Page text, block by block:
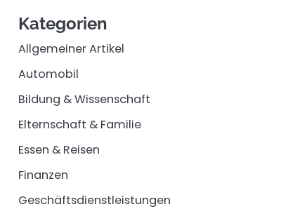
Kategorien
Allgemeiner Artikel
Automobil
Bildung & Wissenschaft
Elternschaft & Familie
Essen & Reisen
Finanzen
Geschäftsdienstleistungen